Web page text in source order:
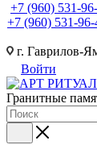
+7 (960) 531-
+7 (960) 531-96-
г. Гаврилов-
Войти
Гранитные